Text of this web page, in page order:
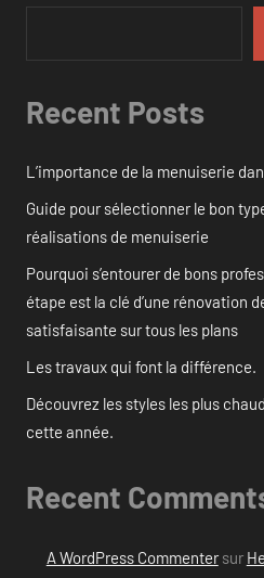
Recent Posts
L’importance de la menuiserie
Guide pour sélectionner le bon
réalisations de menuiserie
Pourquoi s’entourer de bons
étape est la clé d’une rénovation
satisfaisante sur tous les plans
Les travaux qui font la différence.
Découvrez les styles les plus
cette année.
Recent
A WordPress Commentersur